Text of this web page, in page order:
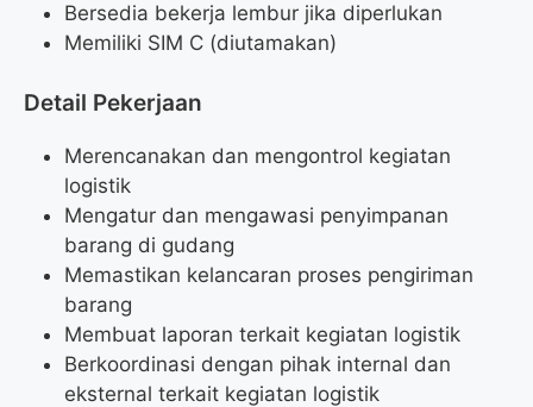
Bersedia bekerja lembur jika diperlukan
Memiliki SIM C (diutamakan)
Detail Pekerjaan
Merencanakan dan mengontrol kegiatan
logistik
Mengatur dan mengawasi penyimpanan
barang di gudang
Memastikan kelancaran proses pengiriman
barang
Membuat laporan terkait kegiatan logistik
Berkoordinasi dengan pihak internal dan
eksternal terkait kegiatan logistik